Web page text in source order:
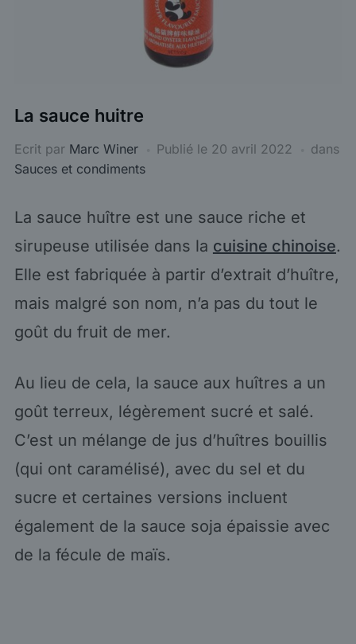
La sauce huitre
Ecrit par Marc Winer Publié le 20 avril 2022
dans
Sauces et condiments
La sauce huître est une sauce riche et
sirupeuse utilisée dans la cuisine chinoise.
Elle est fabriquée à partir d’extrait d’huître,
mais malgré son nom, n’a pas du tout le
goût du fruit de mer.
Au lieu de cela, la sauce aux huîtres a un
goût terreux, légèrement sucré et salé.
C’est un mélange de jus d’huîtres bouillis
(qui ont caramélisé), avec du sel et du
sucre et certaines versions incluent
également de la sauce soja épaissie avec
de la fécule de maïs.